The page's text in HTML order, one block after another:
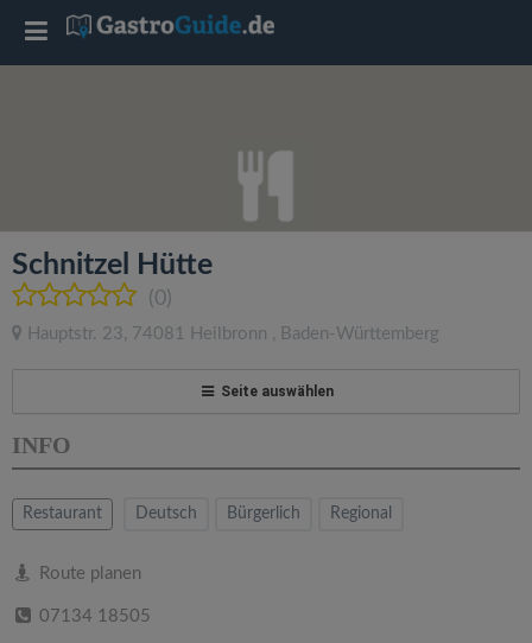
Schnitzel Hütte
(0)
Hauptstr. 23, 74081 Heilbronn , Baden-Württemberg
Seite auswählen
INFO
Restaurant Deutsch Bürgerlich Regional
Route planen
07134 18505
T
l
e
a
v